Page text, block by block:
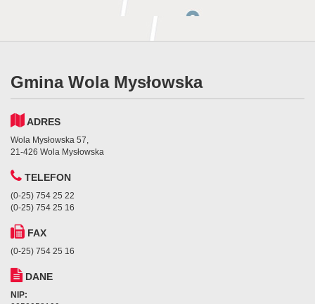
Gmina Wola Mysłowska
ADRES
Wola Mysłowska 57,
21-426 Wola Mysłowska
TELEFON
(0-25) 754 25 22
(0-25) 754 25 16
FAX
(0-25) 754 25 16
DANE
NIP: